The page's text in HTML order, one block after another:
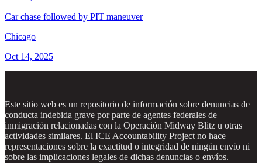
Car chase followed by PIT maneuver
Chicago
Oct 14, 2025
Este sitio web es un repositorio de información sobre denuncias de
conducta indebida grave por parte de agentes federales de
inmigración relacionadas con la Operación Midway Blitz u otras
actividades similares. El ICE Accountability Project no hace
representaciones sobre la exactitud o integridad de ningún envío ni
sobre las implicaciones legales de dichas denuncias o envíos.